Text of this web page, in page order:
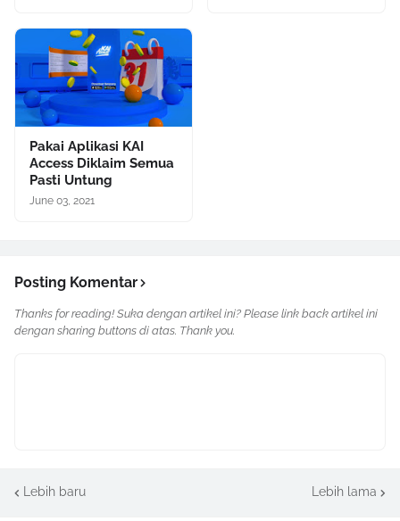
Pakai Aplikasi KAI
Access Diklaim Semua
Pasti Untung
June 03, 2021
Posting Komentar
Thanks for reading! Suka dengan artikel ini? Please link back artikel ini
dengan sharing buttons di atas. Thank you.
Lebih baru Lebih lama